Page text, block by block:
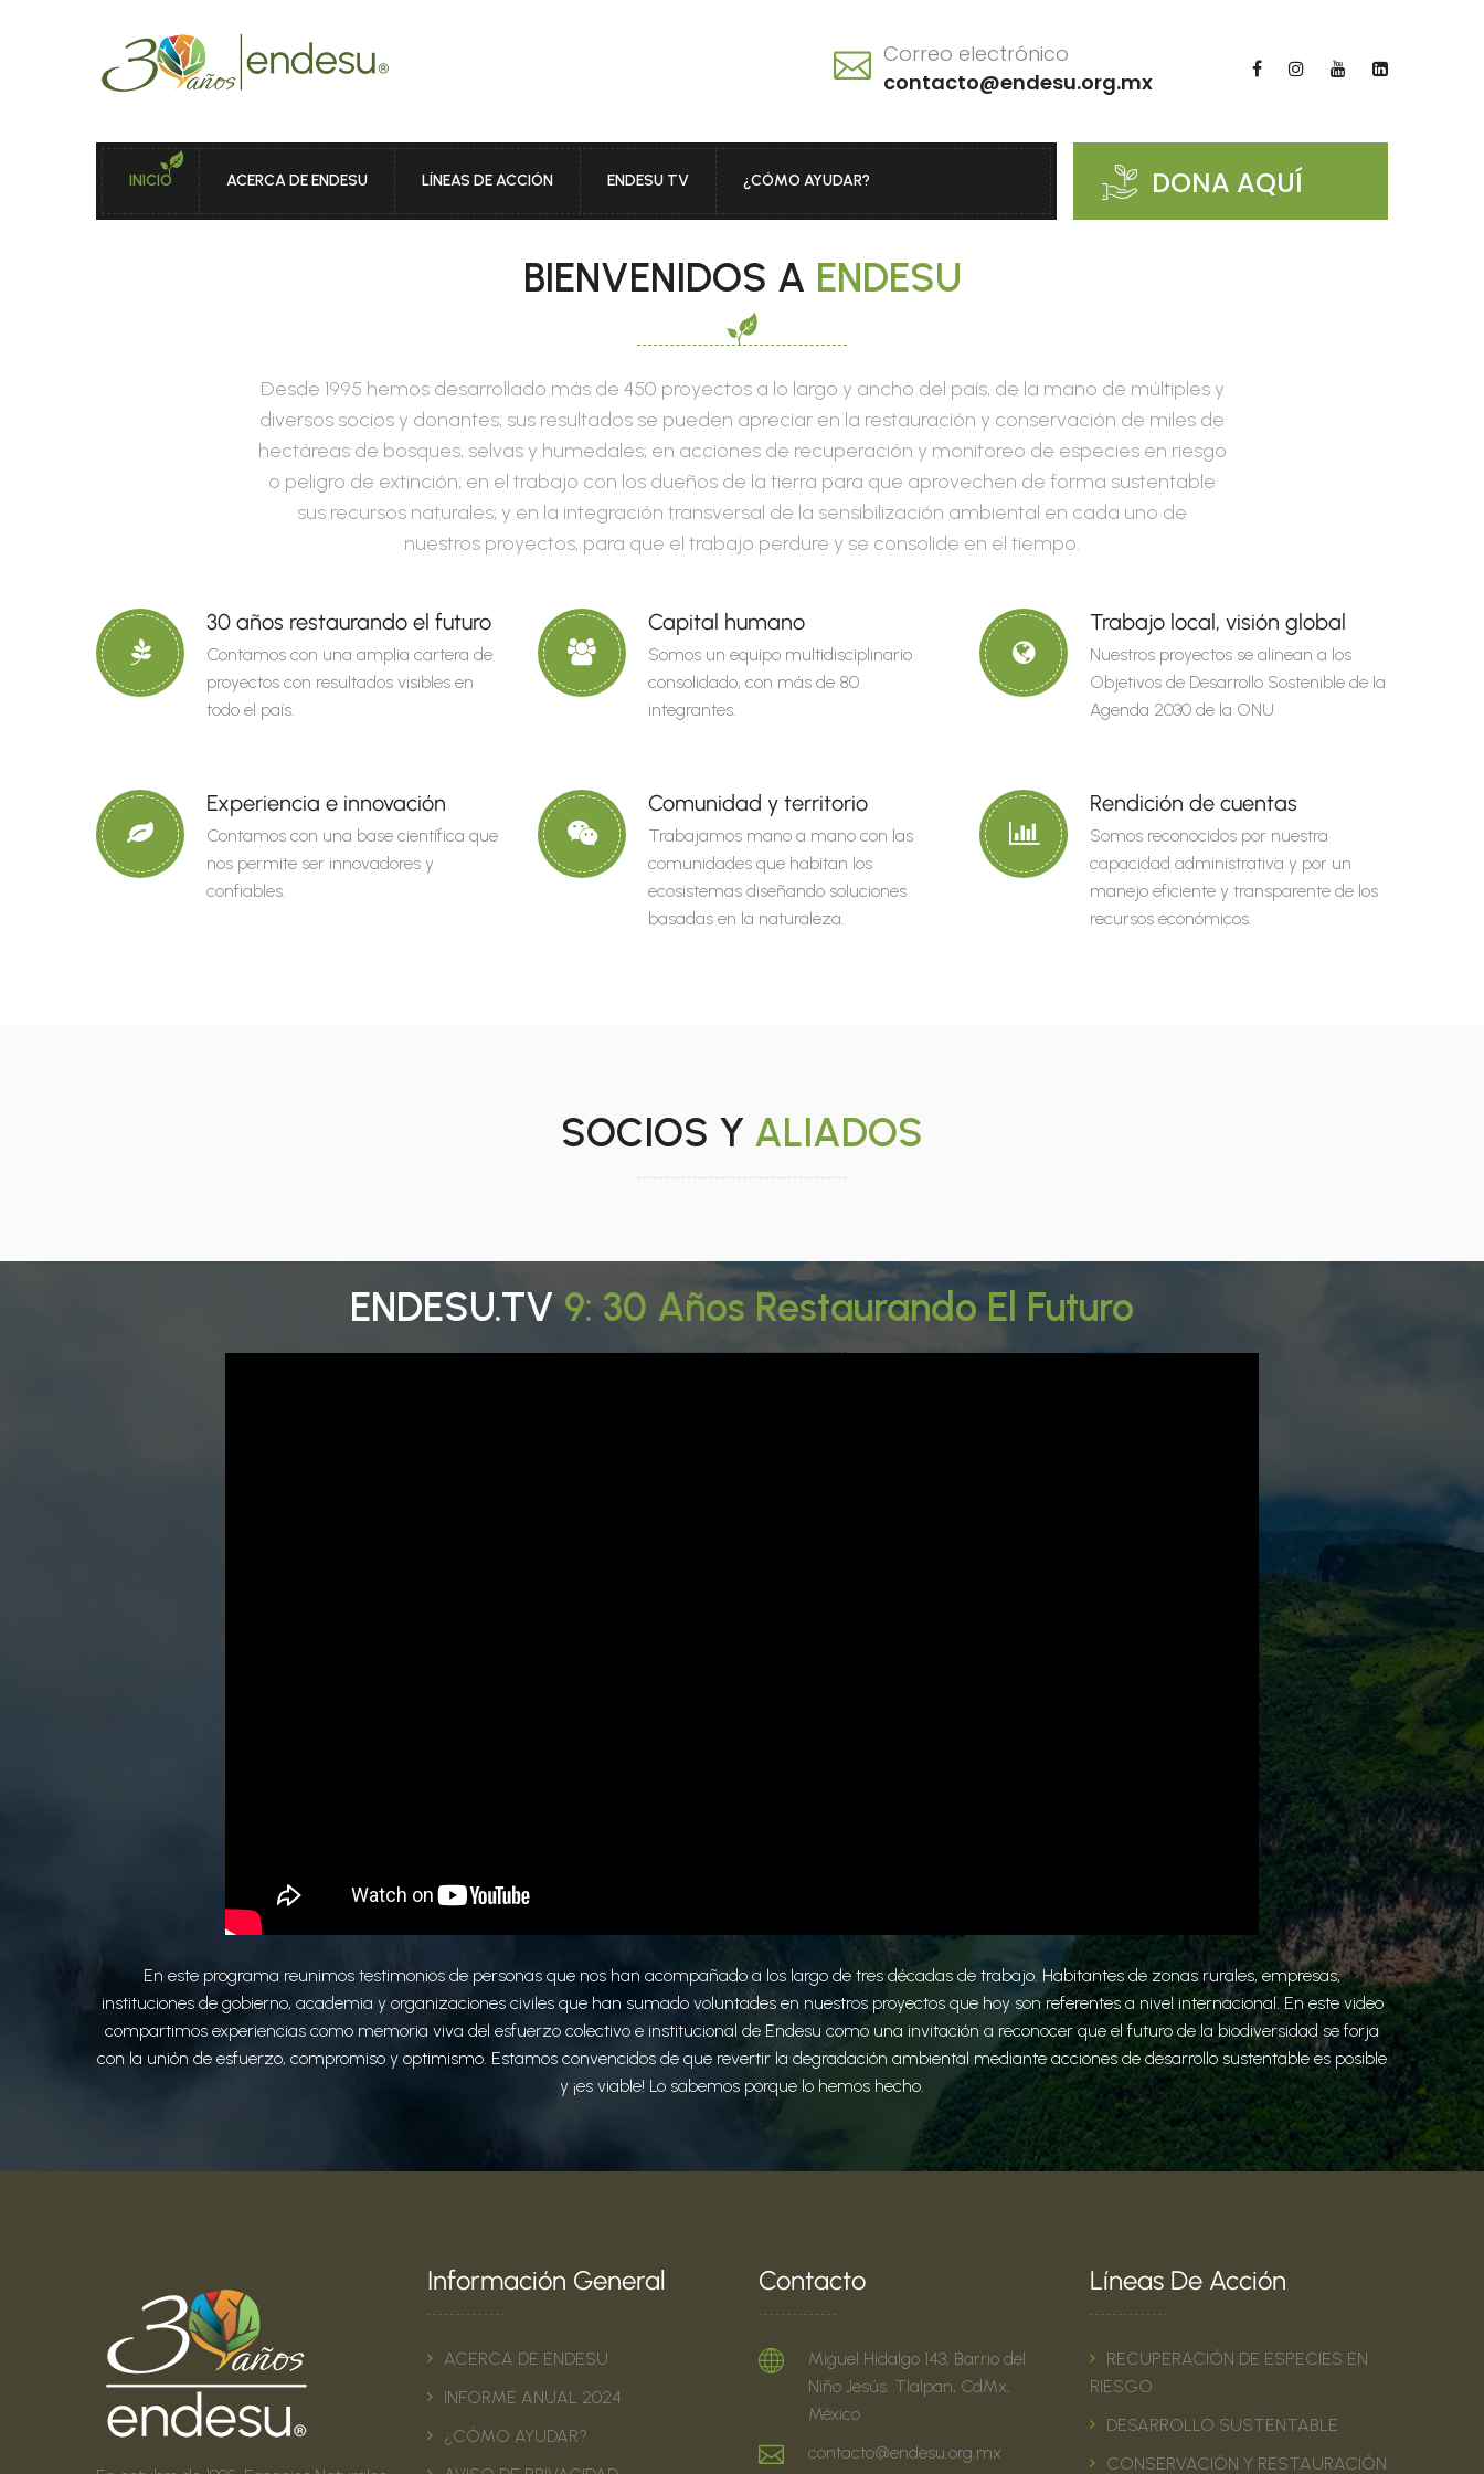
Correo electrónico
contacto@endesu.org.mx
INICIO ACERCA DE ENDESU LÍNEAS DE ACCIÓN ENDESU TV ¿CÓMO AYUDAR? DONA AQUÍ
BIENVENIDOS A ENDESU
Desde 1995 hemos desarrollado más de 450 proyectos a lo largo y ancho del país, de la mano de múltiples y
diversos socios y donantes; sus resultados se pueden apreciar en la restauración y conservación de miles de
hectáreas de bosques, selvas y humedales; en acciones de recuperación y monitoreo de especies en riesgo
o peligro de extinción; en el trabajo con los dueños de la tierra para que aprovechen de forma sustentable
sus recursos naturales; y en la integración transversal de la sensibilización ambiental en cada uno de
nuestros proyectos, para que el trabajo perdure y se consolide en el tiempo.
30 años restaurando el futuro
Contamos con una amplia cartera de
proyectos con resultados visibles en
todo el país.
Experiencia e innovación
Contamos con una base científica que
nos permite ser innovadores y
confiables.
Capital humano
Somos un equipo multidisciplinario
consolidado, con más de 80
integrantes.
Comunidad y territorio
Trabajamos mano a mano con las
comunidades que habitan los
ecosistemas diseñando soluciones
basadas en la naturaleza.
Trabajo local, visión global
Nuestros proyectos se alinean a los
Objetivos de Desarrollo Sostenible de la
Agenda 2030 de la ONU
Rendición de cuentas
Somos reconocidos por nuestra
capacidad administrativa y por un
manejo eficiente y transparente de los
recursos económicos.
SOCIOS Y ALIADOS
ENDESU.TV 9: 30 Años Restaurando El Futuro
En este programa reunimos testimonios de personas que nos han acompañado a los largo de tres décadas de trabajo. Habitantes de zonas rurales, empresas,
instituciones de gobierno, academia y organizaciones civiles que han sumado voluntades en nuestros proyectos que hoy son referentes a nivel internacional. En este video
compartimos experiencias como memoria viva del esfuerzo colectivo e institucional de Endesu como una invitación a reconocer que el futuro de la biodiversidad se forja
con la unión de esfuerzo, compromiso y optimismo. Estamos convencidos de que revertir la degradación ambiental mediante acciones de desarrollo sustentable es posible
y ¡es viable! Lo sabemos porque lo hemos hecho.
Información General
ACERCA DE ENDESU
INFORME ANUAL 2024
¿CÓMO AYUDAR?
Contacto
Miguel Hidalgo 143, Barrio del
Niño Jesús. Tlalpan, CdMx,
México
contacto@endesu.org.mx
Líneas De Acción
RECUPERACIÓN DE ESPECIES EN
RIESGO
DESARROLLO SUSTENTABLE
CONSERVACIÓN Y RESTAURACIÓN